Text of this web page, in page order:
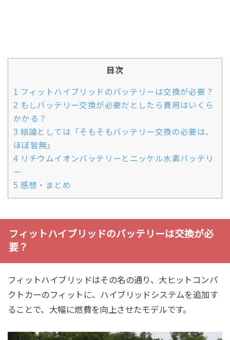
目次
1 フィットハイブリッドのバッテリーは交換が必要？
2 もしバッテリー交換が必要だとしたら費用はいくら
かかる？
3 結論としては「そもそもバッテリー交換の必要は、
ほぼ皆無」
4 リチウムイオンバッテリーとニッケル水素バッテリ
ー
5 感想・まとめ
フィットハイブリッドのバッテリーは交換が必
要？
フィットハイブリッドはその名の通り、大ヒットコンパ
クトカーのフィットに、ハイブリッドシステムを追加す
ることで、大幅に燃費を向上させたモデルです。